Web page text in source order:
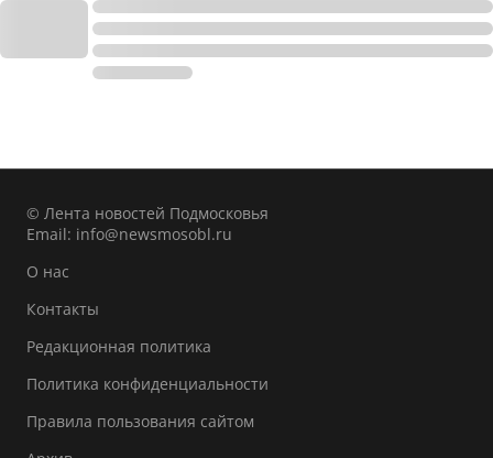
© Лента новостей Подмосковья
Email: info@newsmosobl.ru
О нас
Контакты
Редакционная политика
Политика конфиденциальности
Правила пользования сайтом